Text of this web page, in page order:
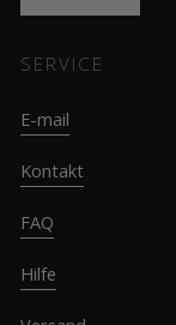
SERVICE
E-mail
Kontakt
FAQ
Hilfe